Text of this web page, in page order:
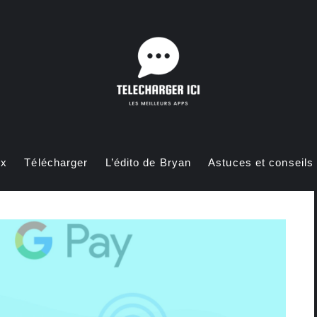
Télécharger L’édito de Bryan Astuces et conseils